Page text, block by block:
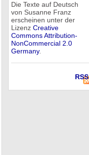
Die Texte auf Deutsch
von Susanne Franz
erscheinen unter der
Lizenz Creative
Commons Attribution-
NonCommercial 2.0
Germany.
RSS